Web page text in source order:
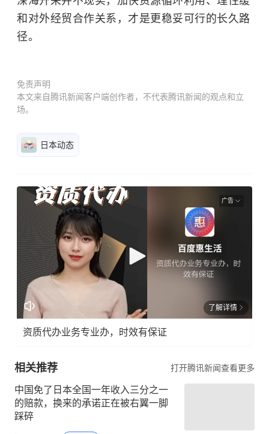
和对外经贸合作关系，才是更稳妥可行的长久路
径。
免责声明
本文来自腾讯新闻客户端创作者，不代表腾讯新闻的观点和立
场。
日本动态
广告
了解详情
资质代办业务专业办，时效有保证
相关推荐 打开腾讯新闻查看更多
中国免了日本全国一年收入三分之一
的赔款，换来的承诺正在被右翼一脚
踩碎